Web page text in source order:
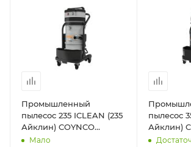
Промышленный
пылесос 235 ICLEAN (235
Айклин) COYNCO
235ICLEAN
Мало
пылесос
Айклин)